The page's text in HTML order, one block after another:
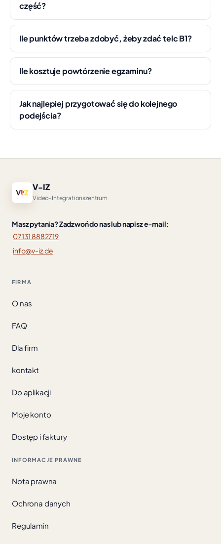
część?
Ile punktów trzeba zdobyć, żeby zdać telc B1?
Ile kosztuje powtórzenie egzaminu?
Jak najlepiej przygotować się do kolejnego
podejścia?
V-IZ
Video-Integrationszentrum
Masz pytania? Zadzwoń do nas lub napisz e-mail:
07131 8882719
info@v-iz.de
FIRMA
O nas
FAQ
Dla firm
kontakt
Do aplikacji
Moje konto
Dostęp i faktury
INFORMACJE PRAWNE
Nota prawna
Ochrona danych
Regulamin